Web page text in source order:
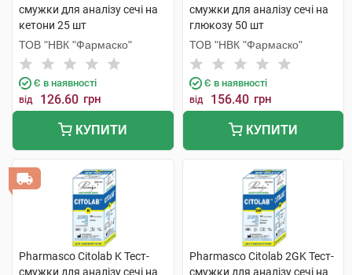
смужки для аналізу сечі на
кетони 25 шт
ТОВ "НВК "Фармаско"
Є в наявності
від 126.60 грн
КУПИТИ
смужки для аналізу сечі на
глюкозу 50 шт
ТОВ "НВК "Фармаско"
Є в наявності
від 156.40 грн
КУПИТИ
Pharmasco Citolab K Тест-
смужки для аналізу сечі на
Pharmasco Citolab 2GK Тест-
смужки для аналізу сечі на